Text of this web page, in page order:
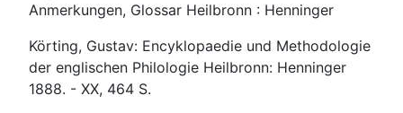
Anmerkungen, Glossar Heilbronn : Henninger
Körting, Gustav: Encyklopaedie und Methodologie
der englischen Philologie Heilbronn: Henninger
1888. - XX, 464 S.